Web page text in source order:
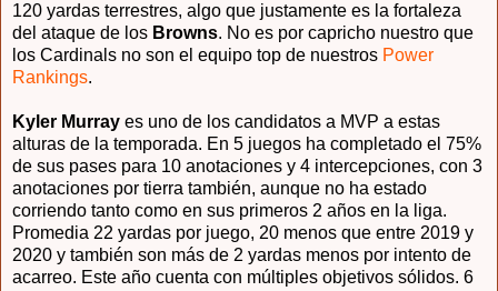
120 yardas terrestres, algo que justamente es la fortaleza
del ataque de los Browns. No es por capricho nuestro que
los Cardinals no son el equipo top de nuestros Power
Rankings.
Kyler Murray es uno de los candidatos a MVP a estas
alturas de la temporada. En 5 juegos ha completado el 75%
de sus pases para 10 anotaciones y 4 intercepciones, con 3
anotaciones por tierra también, aunque no ha estado
corriendo tanto como en sus primeros 2 años en la liga.
Promedia 22 yardas por juego, 20 menos que entre 2019 y
2020 y también son más de 2 yardas menos por intento de
acarreo. Este año cuenta con múltiples objetivos sólidos. 6